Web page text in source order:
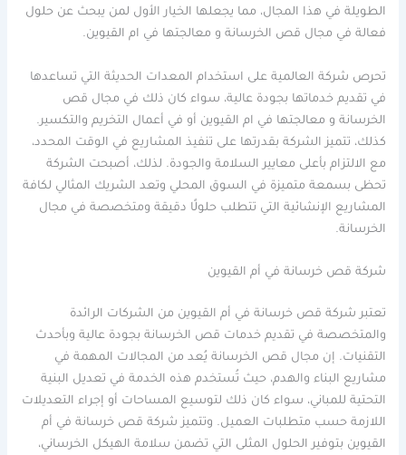
الطويلة في هذا المجال، مما يجعلها الخيار الأول لمن يبحث عن حلول
فعالة في مجال قص الخرسانة و معالجتها في ام القيوين.
تحرص شركة العالمية على استخدام المعدات الحديثة التي تساعدها
في تقديم خدماتها بجودة عالية، سواء كان ذلك في مجال قص
الخرسانة و معالجتها في ام القيوين أو في أعمال التخريم والتكسير.
كذلك، تتميز الشركة بقدرتها على تنفيذ المشاريع في الوقت المحدد،
مع الالتزام بأعلى معايير السلامة والجودة. لذلك، أصبحت الشركة
تحظى بسمعة متميزة في السوق المحلي وتعد الشريك المثالي لكافة
المشاريع الإنشائية التي تتطلب حلولًا دقيقة ومتخصصة في مجال
الخرسانة.
شركة قص خرسانة في أم القيوين
تعتبر شركة قص خرسانة في أم القيوين من الشركات الرائدة
والمتخصصة في تقديم خدمات قص الخرسانة بجودة عالية وبأحدث
التقنيات. إن مجال قص الخرسانة يُعد من المجالات المهمة في
مشاريع البناء والهدم، حيث تُستخدم هذه الخدمة في تعديل البنية
التحتية للمباني، سواء كان ذلك لتوسيع المساحات أو إجراء التعديلات
اللازمة حسب متطلبات العميل. وتتميز شركة قص خرسانة في أم
القيوين بتوفير الحلول المثلى التي تضمن سلامة الهيكل الخرساني،